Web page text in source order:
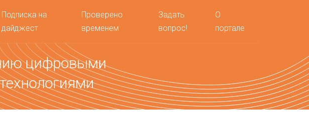
Подписка на
дайджест
Проверено
временем
Задать
вопрос!
О
портале
цифровыми